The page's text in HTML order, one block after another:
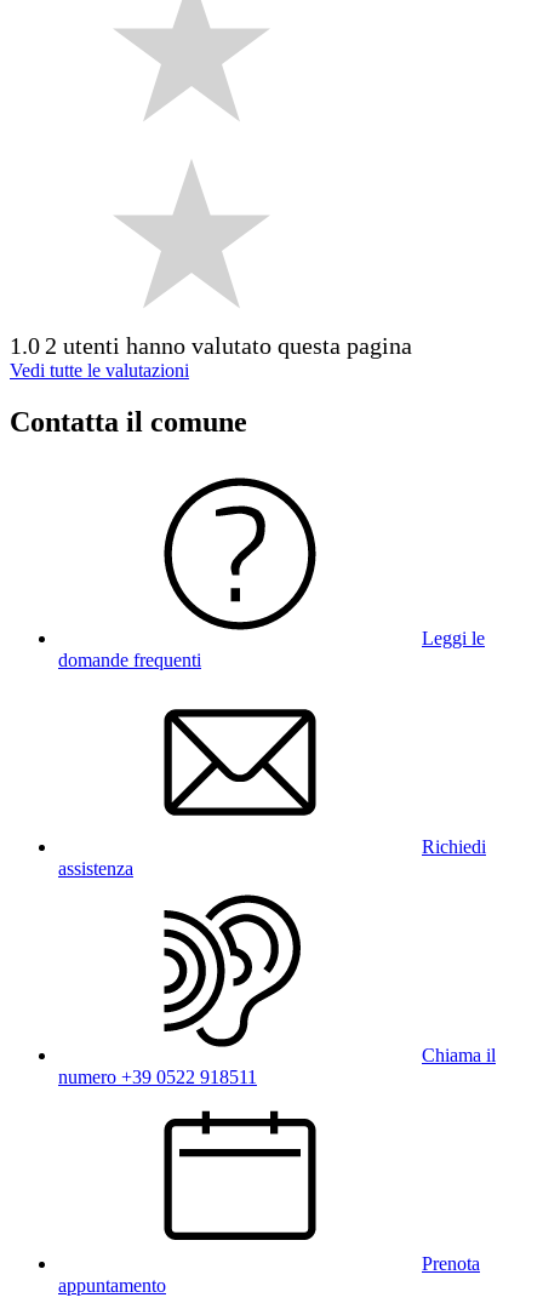
1.0 2 utenti hanno valutato questa pagina
Vedi tutte le valutazioni
Contatta il comune
Leggi le
domande frequenti
Richiedi
assistenza
Chiama il
numero +39 0522 918511
Prenota
appuntamento